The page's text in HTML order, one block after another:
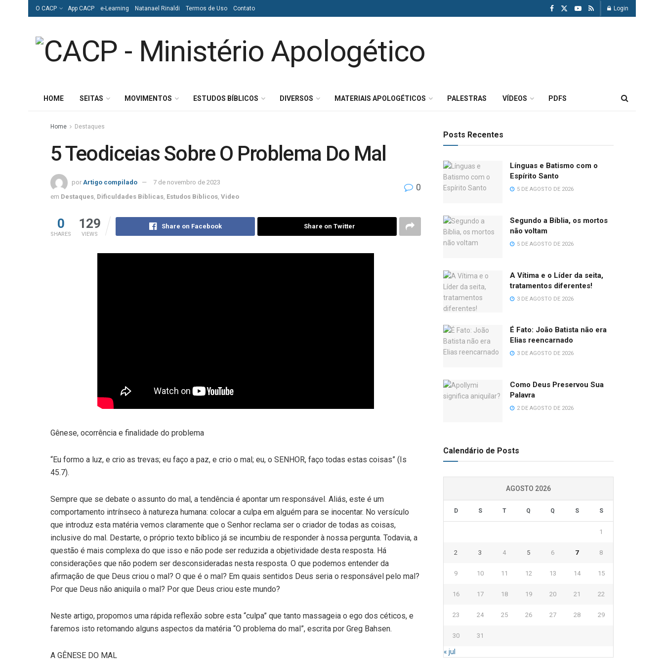
O CACP App CACP e-Learning Natanael Rinaldi Termos de Uso Contato Login
HOME SEITAS MOVIMENTOS ESTUDOS BÍBLICOS DIVERSOS MATERIAIS APOLOGÉTICOS PALESTRAS VÍDEOS PDFS
Home Destaques
5 Teodiceias Sobre O Problema Do Mal
por Artigo compilado
7 de novembro de 2023
em Destaques Dificuldades Bíblicas Estudos Bíblicos Video
0
0
SHARES
129
VIEWS
Share on Facebook Share on Twitter
Gênese, ocorrência e finalidade do problema
“Eu formo a luz, e crio as trevas; eu faço a paz, e crio o mal; eu, o SENHOR, faço todas estas coisas” (Is
45.7).
Sempre que se debate o assunto do mal, a tendência é apontar um responsável. Aliás, este é um
comportamento intrínseco à natureza humana: colocar a culpa em alguém para se inocentar. No versículo
que introduz esta matéria vemos claramente que o Senhor reclama ser o criador de todas as coisas,
inclusive do mal. Destarte, o próprio texto bíblico já se incumbiu de responder à nossa pergunta. Todavia, a
questão é mais complexa do que isso e não pode ser reduzida a objetividade desta resposta. Há
considerações que não podem ser desconsideradas nesta resposta. O que podemos entender da
afirmação de que Deus criou o mal? O que é o mal? Em quais sentidos Deus seria o responsável pelo mal?
Por que Deus não aniquila o mal? Por que Deus criou este mundo?
Neste artigo, propomos uma rápida reflexão sobre esta “culpa” que tanto massageia o ego dos céticos, e
faremos isto retomando alguns aspectos da matéria “O problema do mal”, escrita por Greg Bahsen.
A GÊNESE DO MAL
Posts Recentes
Línguas e Batismo com o
Espírito Santo
5 DE AGOSTO DE 2026
Segundo a Bíblia, os mortos
não voltam
5 DE AGOSTO DE 2026
A Vítima e o Líder da seita,
tratamentos diferentes!
3 DE AGOSTO DE 2026
É Fato: João Batista não era
Elias reencarnado
3 DE AGOSTO DE 2026
Como Deus Preservou Sua
Palavra
2 DE AGOSTO DE 2026
Calendário de Posts
AGOSTO 2026
D S T Q Q S S
1
2 3 4 5 6 7 8
9 10 11 12 13 14 15
16 17 18 19 20 21 22
23 24 25 26 27 28 29
30 31
« jul